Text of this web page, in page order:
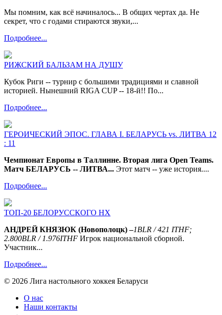
Мы помним, как всё начиналось... В общих чертах да. Не
секрет, что с годами стираются звуки,...
Подробнее...
РИЖСКИЙ БАЛЬЗАМ НА ДУШУ
Кубок Риги -- турнир с большими традициями и славной
историей. Нынешний RIGA CUP -- 18-й!! По...
Подробнее...
ГЕРОИЧЕСКИЙ ЭПОС. ГЛАВА I. БЕЛАРУСЬ vs. ЛИТВА 12
: 11
Чемпионат Европы в Таллинне. Вторая лига Open Teams.
Матч БЕЛАРУСЬ -- ЛИТВА... Этот матч -- уже история....
Подробнее...
ТОП-20 БЕЛОРУССКОГО НХ
АНДРЕЙ КНЯЗЮК (Новополоцк) –1BLR / 421 ITHF;
2.800BLR / 1.976ITHF Игрок национальной сборной.
Участник...
Подробнее...
© 2026 Лига настольного хоккея Беларуси
О нас
Наши контакты